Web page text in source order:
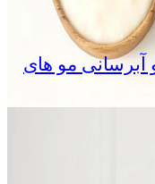
آبرسانی مو های